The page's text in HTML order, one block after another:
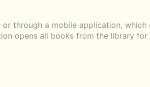
or through a mobile application,
opens all books from the library for